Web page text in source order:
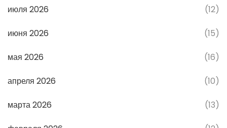
июля 2026 (12)
июня 2026 (15)
мая 2026 (16)
апреля 2026 (10)
марта 2026 (13)